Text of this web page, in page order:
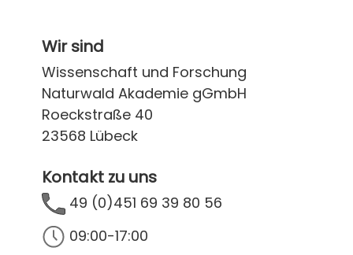
Wir sind
Wissenschaft und Forschung
Naturwald Akademie gGmbH
Roeckstraße 40
23568 Lübeck
Kontakt zu uns
49 (0)451 69 39 80 56
09:00-17:00